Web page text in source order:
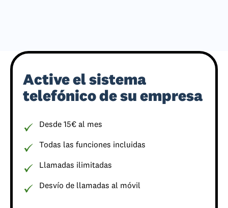
Active el sistema
telefónico de su empresa
Desde 15€ al mes
Todas las funciones incluidas
Llamadas ilimitadas
Desvío de llamadas al móvil